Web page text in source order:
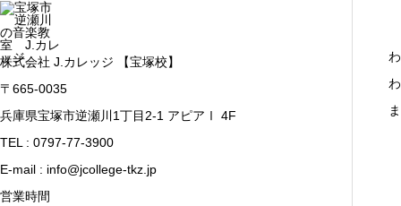
株式会社 J.カレッジ 【宝塚校】
〒665-0035
兵庫県宝塚市逆瀬川1丁目2-1 アピアⅠ 4F
TEL : 0797-77-3900
E-mail : info@jcollege-tkz.jp
営業時間